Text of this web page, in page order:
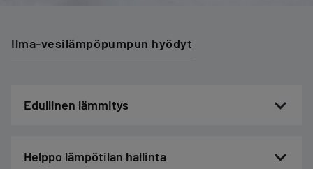
Ilma-vesilämpöpumpun hyödyt
Edullinen lämmitys
Helppo lämpötilan hallinta